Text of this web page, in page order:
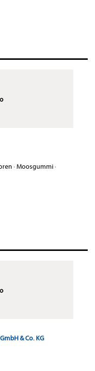
·Moosgummi·
& Co. KG